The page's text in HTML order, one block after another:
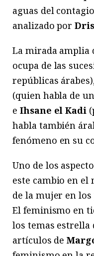
aguas del
analizado por
La mirada amplia
ocupa de las
repúblicas
(quien habla de
eIhsane el Kadi
habla también
fenómeno en su
Uno de los
este cambio en el
de la mujer en
El feminismo en
los temas estrella
artículos de